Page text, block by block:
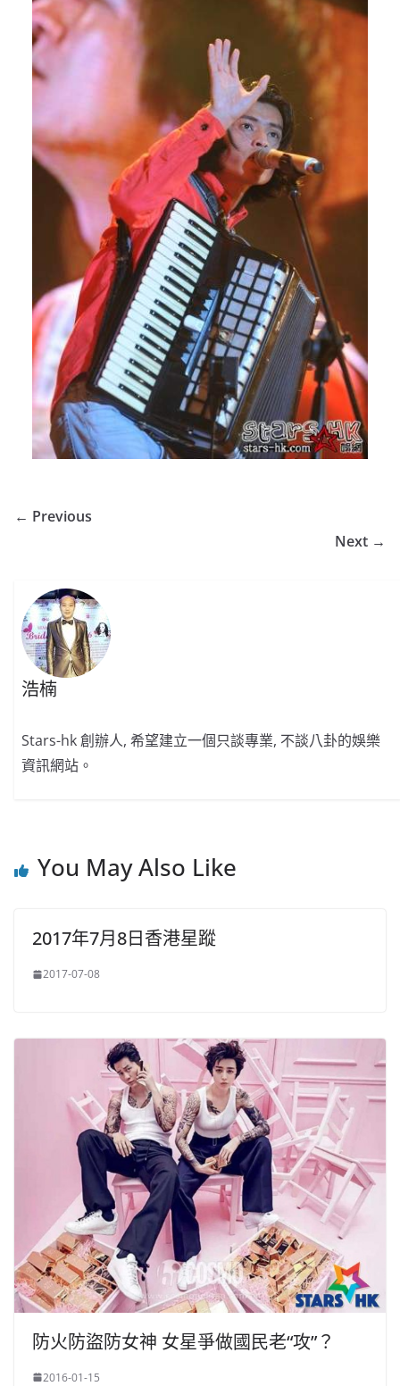
← Previous
Next →
浩楠
Stars-hk 創辦人, 希望建立一個只談專業, 不談八卦的娛樂
資訊網站。
You May Also Like
2017年7月8日香港星蹤
2017-07-08
防火防盜防女神 女星爭做國民老“攻”？
2016-01-15